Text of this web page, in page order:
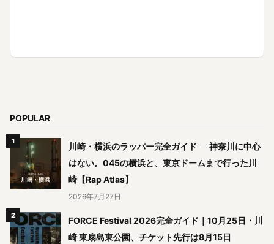
POPULAR
川崎・横浜のラッパー完全ガイド──神奈川に中心
はない。045の横浜と、東京ドームまで行った川
崎【Rap Atlas】
2026年7月27日
FORCE Festival 2026完全ガイド｜10月25日・川
崎 東扇島東公園、チケット先行は8月15日